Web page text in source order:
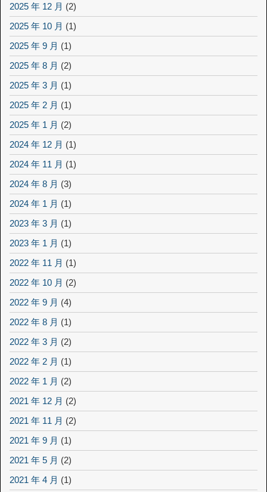
2025 年 12 月 (2)
2025 年 10 月 (1)
2025 年 9 月 (1)
2025 年 8 月 (2)
2025 年 3 月 (1)
2025 年 2 月 (1)
2025 年 1 月 (2)
2024 年 12 月 (1)
2024 年 11 月 (1)
2024 年 8 月 (3)
2024 年 1 月 (1)
2023 年 3 月 (1)
2023 年 1 月 (1)
2022 年 11 月 (1)
2022 年 10 月 (2)
2022 年 9 月 (4)
2022 年 8 月 (1)
2022 年 3 月 (2)
2022 年 2 月 (1)
2022 年 1 月 (2)
2021 年 12 月 (2)
2021 年 11 月 (2)
2021 年 9 月 (1)
2021 年 5 月 (2)
2021 年 4 月 (1)